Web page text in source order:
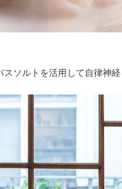
ソルトを活用して自律神経